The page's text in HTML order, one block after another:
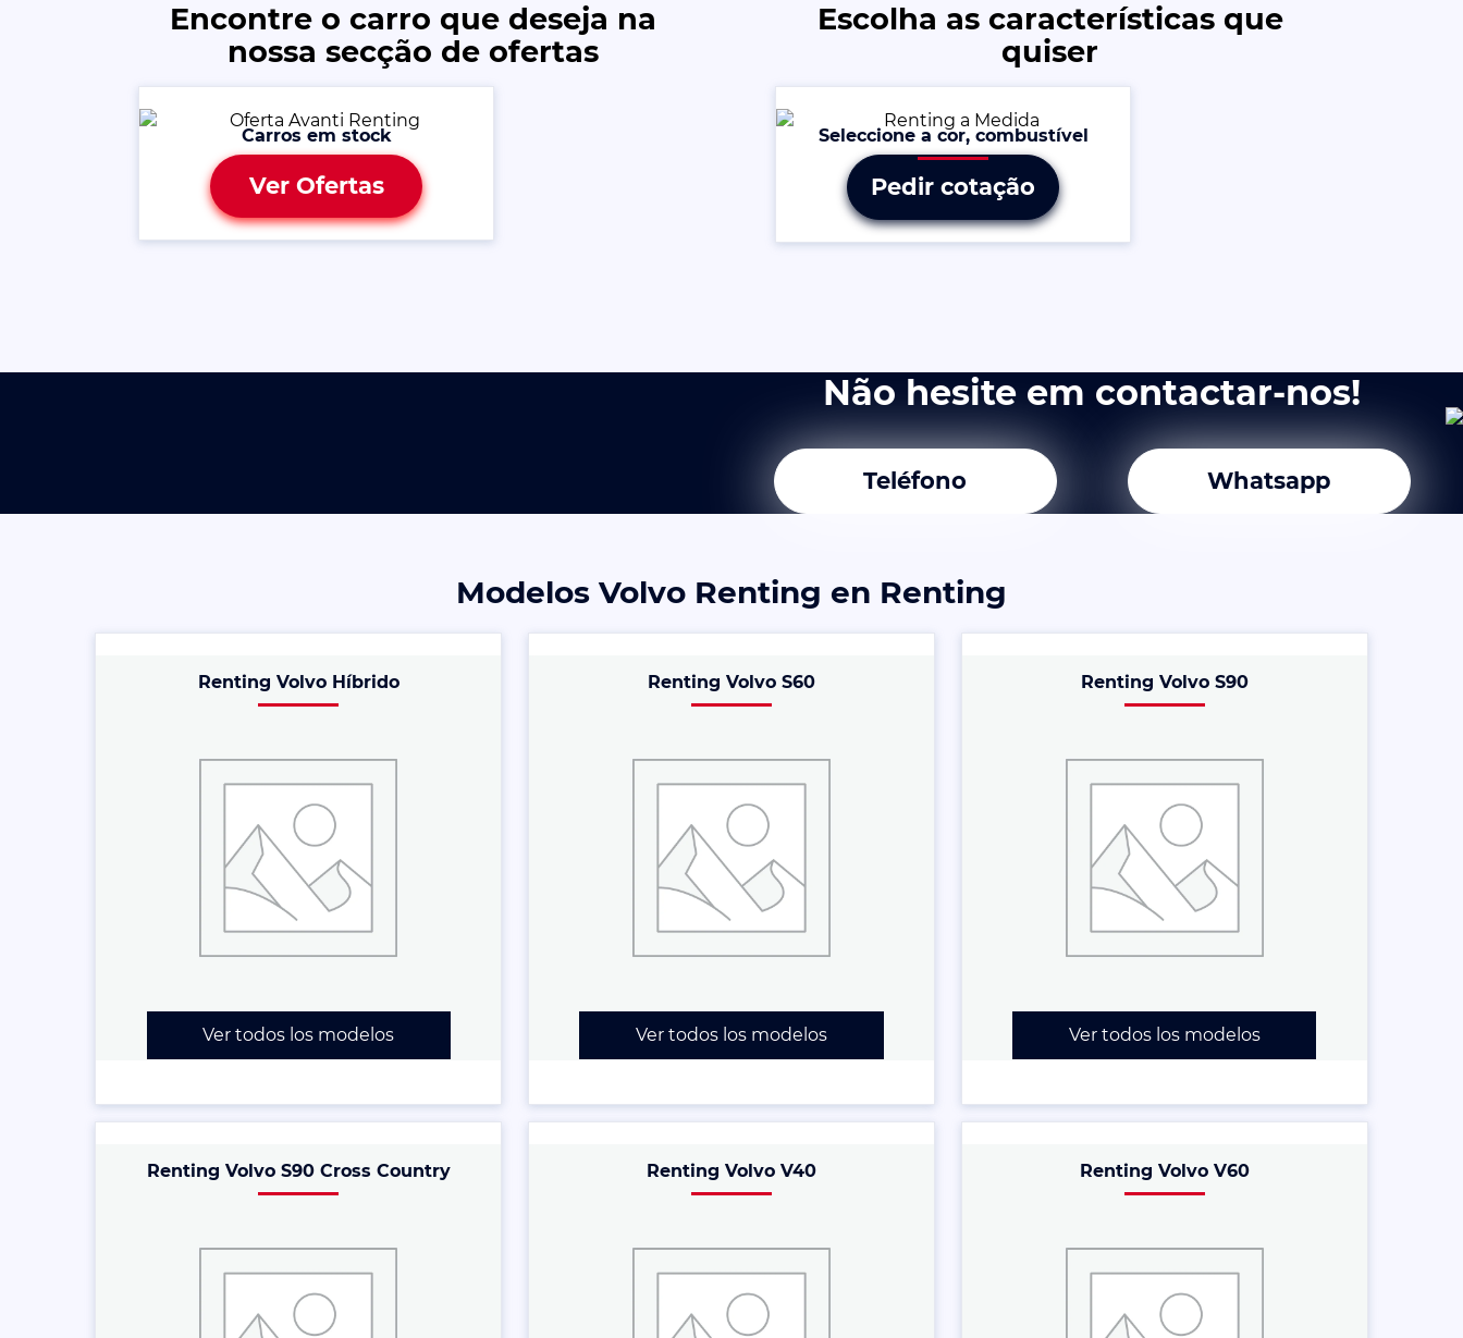
Encontre o carro que deseja na
nossa secção de ofertas
Carros em stock
Ver Ofertas
Escolha as características que
quiser
Seleccione a cor, combustível
Pedir cotação
Não hesite em contactar-nos!
Teléfono Whatsapp
Modelos Volvo Renting en Renting
Renting Volvo Híbrido
Ver todos los modelos
Renting Volvo S60
Ver todos los modelos
Renting Volvo S90
Ver todos los modelos
Renting Volvo S90 Cross Country Renting Volvo V40 Renting Volvo V60